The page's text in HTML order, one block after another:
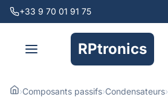
+33 9 70 01 91 75
RPtronics
›Composants passifs›Condensateurs›